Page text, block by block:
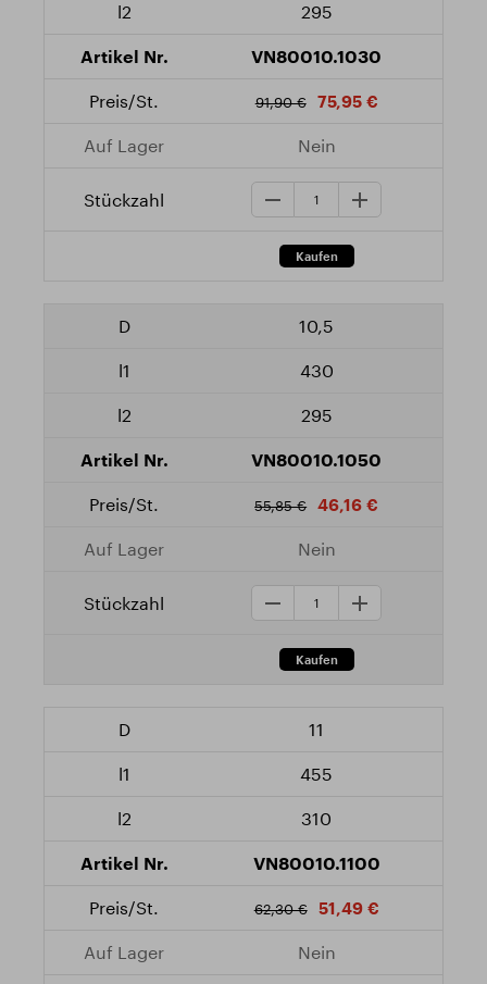
295
VN80010.1030
91,90 € 75,95 €
Nein
10,5
430
295
VN80010.1050
55,85 € 46,16 €
Nein
11
455
310
VN80010.1100
62,30 € 51,49 €
Nein